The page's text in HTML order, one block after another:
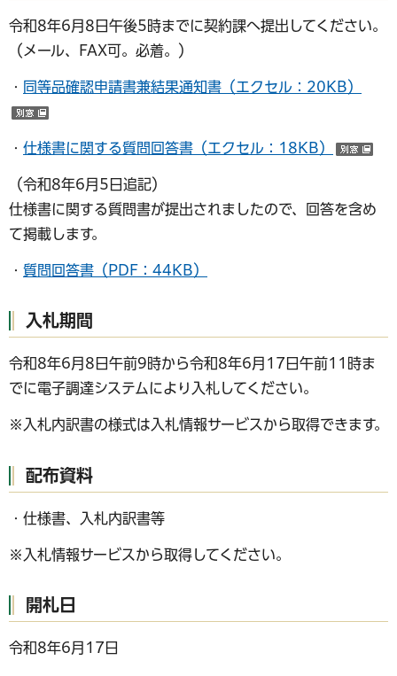
令和8年6月8日午後5時までに契約課へ提出してください。
（メール、FAX可。必着。）
・ 同等品確認申請書兼結果通知書（エクセル：20KB）
・ 仕様書に関する質問回答書（エクセル：18KB）
（令和8年6月5日追記）
仕様書に関する質問書が提出されましたので、回答を含め
て掲載します。
・ 質問回答書（PDF：44KB）
入札期間
令和8年6月8日午前9時から令和8年6月17日午前11時ま
でに電子調達システムにより入札してください。
※入札内訳書の様式は入札情報サービスから取得できます。
配布資料
・仕様書、入札内訳書等
※入札情報サービスから取得してください。
開札日
令和8年6月17日